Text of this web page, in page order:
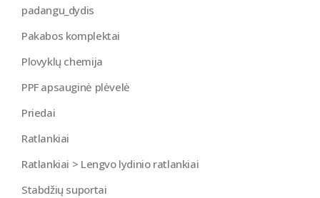
padangu_dydis
Pakabos komplektai
Plovyklų chemija
PPF apsauginė plėvelė
Priedai
Ratlankiai
Ratlankiai > Lengvo lydinio ratlankiai
Stabdžių suportai